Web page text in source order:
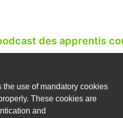
des apprentis
organisées par le CCCA-
un processus de
intérêt pour celui qui le créé
the use of mandatory cookies
These cookies are
and